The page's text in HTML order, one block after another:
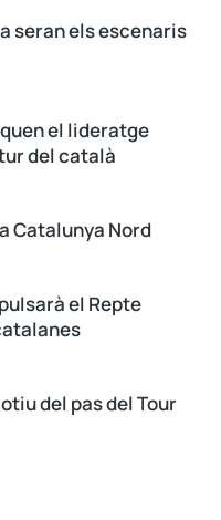
seran els escenaris
el lideratge
del català
Catalunya Nord
el Repte
del pas del Tour